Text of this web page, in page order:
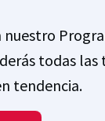
todas las
tendencia.